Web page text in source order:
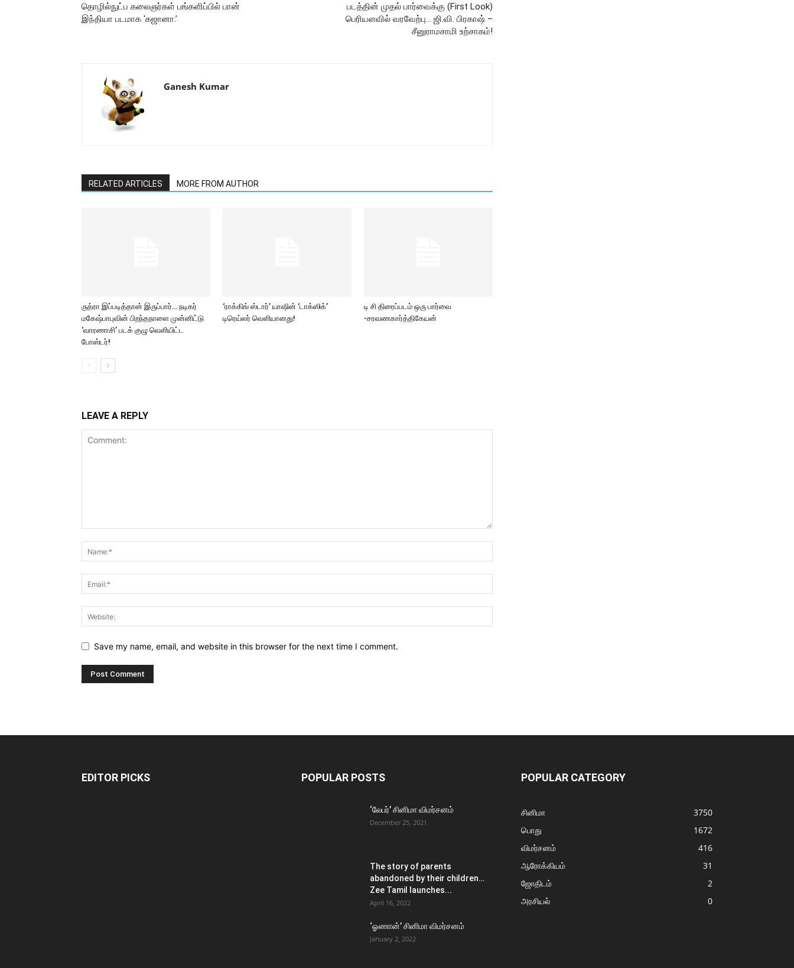
தொழில்நுட்ப கலைஞர்கள் பங்களிப்பில் பான்
இந்தியா படமாக ‘கஜானா.’
படத்தின் முதல் பார்வைக்கு (First Look)
பெரியளவில் வரவேற்பு… ஜி.வி. பிரகாஷ் –
சீனுராமசாமி உற்சாகம்!
Ganesh Kumar
RELATED ARTICLES MORE FROM AUTHOR
ருத்ரா இப்படித்தான் இருப்பார்… நடிகர்
மகேஷ்பாபுவின் பிறந்தநாளை முன்னிட்டு
‘வாரணாசி’ படக் குழு வெளியிட்ட
போஸ்டர்!
‘ராக்கிங் ஸ்டார்’ யாஷின் ‘டாக்ஸிக்’
டிரெய்லர் வெளியானது!
டி சி திரைப்படம் ஒரு பார்வை
-சரவணகார்த்திகேயன்
LEAVE A REPLY
Save my name, email, and website in this browser for the next time I comment.
EDITOR PICKS POPULAR POSTS
‘லேபர்’ சினிமா விமர்சனம்
December 25, 2021
The story of parents
abandoned by their children…
Zee Tamil launches...
April 16, 2022
‘ஓணான்’ சினிமா விமர்சனம்
January 2, 2022
POPULAR CATEGORY
சினிமா
3750
பொது
1672
விமர்சனம்
416
ஆரோக்கியம்
31
ஜோதிடம்
2
அரசியல்
0